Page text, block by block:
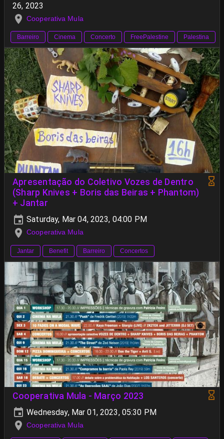
26, 2023
Cooperativa Mula
Barreiro Cinema Concerto FreePalestine Palestina
Apresentação do Coletivo Vozes de Dentro
(Sharp Knives + Boris das Beiras + Phantom)
+ Jantar
Saturday, Mar 04, 2023, 04:00 PM
Cooperativa Mula
Jantar Benefit Barreiro Concertos
Cooperativa Mula - Março 2023
Wednesday, Mar 01, 2023, 05:30 PM
Cooperativa Mula